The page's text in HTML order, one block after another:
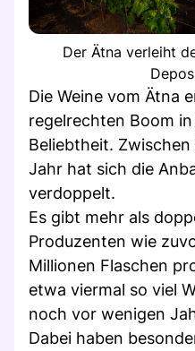
Der Ätna verleiht
Die Weine vom Ätna
regelrechten Boom
Beliebtheit.
Jahr hat sich die
verdoppelt.
Es gibt mehr als
Produzenten wie
Millionen Flaschen
etwa viermal so viel
noch vor wenigen
Dabei haben